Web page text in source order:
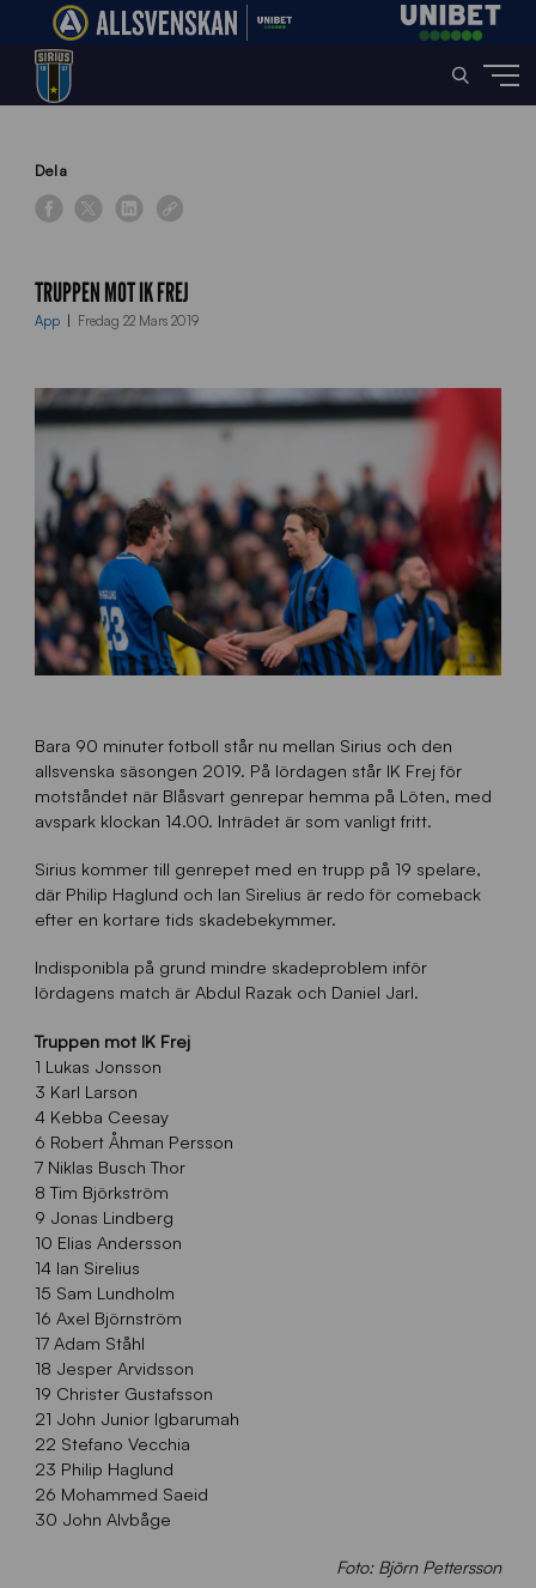
Home»
Dela
TRUPPEN MOT IK FREJ
App Fredag 22 Mars 2019
Bara 90 minuter fotboll står nu mellan Sirius och den
allsvenska säsongen 2019. På lördagen står IK Frej för
motståndet när Blåsvart genrepar hemma på Löten, med
avspark klockan 14.00. Inträdet är som vanligt fritt.
Sirius kommer till genrepet med en trupp på 19 spelare,
där Philip Haglund och Ian Sirelius är redo för comeback
efter en kortare tids skadebekymmer.
Indisponibla på grund mindre skadeproblem inför
lördagens match är Abdul Razak och Daniel Jarl.
Truppen mot IK Frej
1 Lukas Jonsson
3 Karl Larson
4 Kebba Ceesay
6 Robert Åhman Persson
7 Niklas Busch Thor
8 Tim Björkström
9 Jonas Lindberg
10 Elias Andersson
14 Ian Sirelius
15 Sam Lundholm
16 Axel Björnström
17 Adam Ståhl
18 Jesper Arvidsson
19 Christer Gustafsson
21 John Junior Igbarumah
22 Stefano Vecchia
23 Philip Haglund
26 Mohammed Saeid
30 John Alvbåge
Foto: Björn Pettersson